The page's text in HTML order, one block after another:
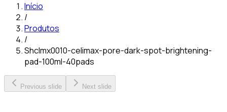
Início
/
Produtos
/
Shclmx0010-celimax-pore-dark-spot-brightening-
pad-100ml-40pads
Previous slide Next slide